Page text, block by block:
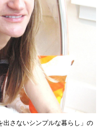
さないシンプルな暮らし」の